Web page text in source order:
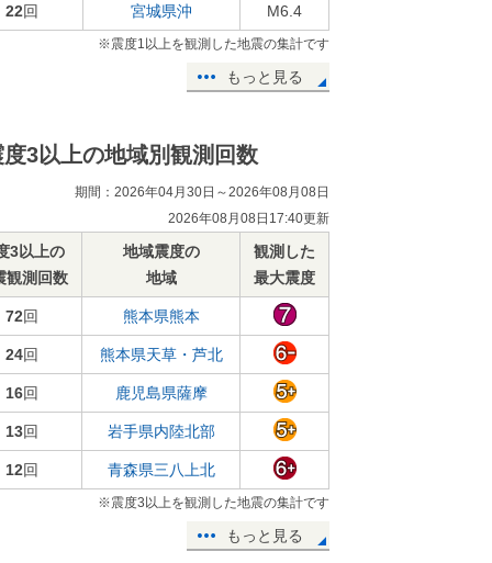
22回 宮城県沖 M6.4
※震度1以上を観測した地震の集計です
もっと見る
度3以上の地域別観測回数
期間：2026年04月30日～2026年08月08日
2026年08月08日17:40更新
3以上の
観測回数
地域震度の
地域
観測した
最大震度
72回 熊本県熊本
24回 熊本県天草・芦北
16回 鹿児島県薩摩
13回 岩手県内陸北部
12回 青森県三八上北
※震度3以上を観測した地震の集計です
もっと見る